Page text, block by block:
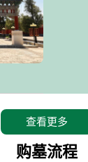
查看更多
购墓流程